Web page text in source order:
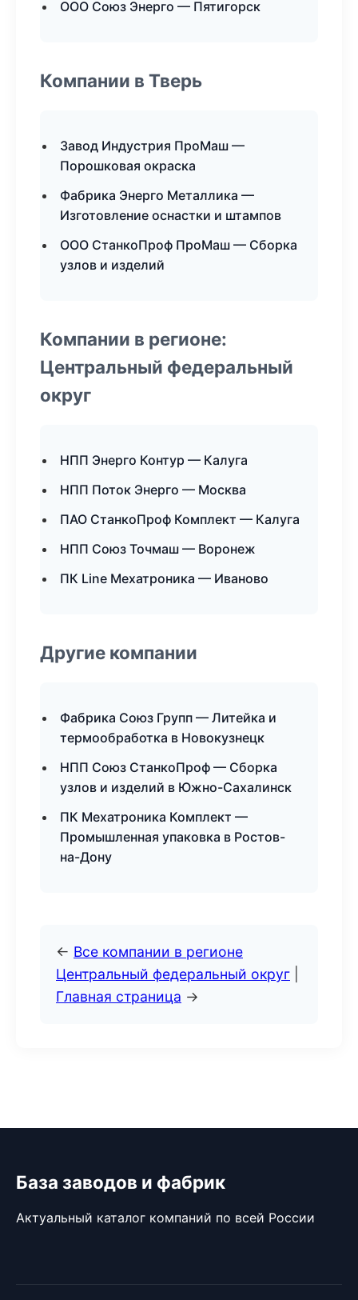
ООО Союз Энерго — Пятигорск
Компании в Тверь
Завод Индустрия ПроМаш —
Порошковая окраска
Фабрика Энерго Металлика —
Изготовление оснастки и штампов
ООО СтанкоПроф ПроМаш — Сборка
узлов и изделий
Компании в регионе:
Центральный федеральный
округ
НПП Энерго Контур — Калуга
НПП Поток Энерго — Москва
ПАО СтанкоПроф Комплект — Калуга
НПП Союз Точмаш — Воронеж
ПК Line Мехатроника — Иваново
Другие компании
Фабрика Союз Групп — Литейка и
термообработка в Новокузнецк
НПП Союз СтанкоПроф — Сборка
узлов и изделий в Южно-Сахалинск
ПК Мехатроника Комплект —
Промышленная упаковка в Ростов-
на-Дону
← Все компании в регионе
Центральный федеральный округ
Главная страница →
База заводов и фабрик
Актуальный каталог компаний по всей России